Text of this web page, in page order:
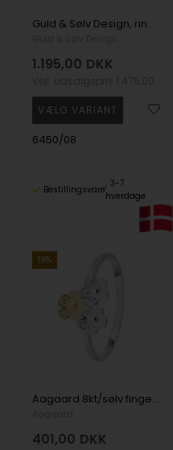
Guld & Sølv Design, ring i 8 karat guld med hjerter
1.195,00 DKK
6450/08
Bestillingsvare
3-7
hverdage
19%
Aagaard 8kt/sølv fingerring, Blomster
401,00 DKK